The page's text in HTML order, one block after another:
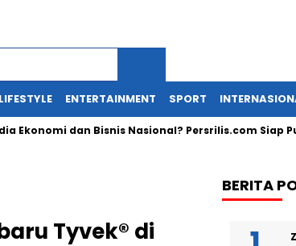
LIFESTYLE ENTERTAINMENT SPORT
dan Bisnis Nasional? Persrilis.com Siap
Tyvek® di
BERITA